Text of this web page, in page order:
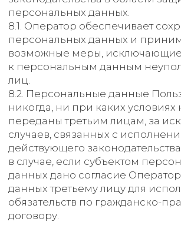
+7 (812) 241-00-25
9.00-18.00
191186, г. Санкт-Петербург,
Итальянская ул, д. 17, лит. А
Контакты
Сервис
Станки
О компании
Главная